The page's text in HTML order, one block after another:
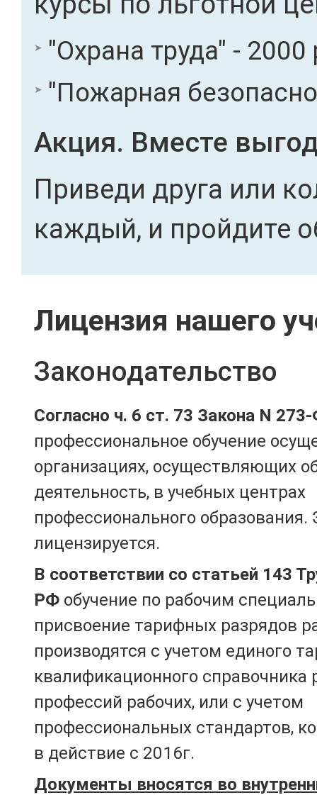
"Охрана труда" - 2000
"Пожарная
Акция. Вместе
Приведи друга или
каждый, и пройдите
Лицензия нашего
Законодательство
Согласно ч. 6 ст. 73 Закона N
профессиональное обучение
организациях, осуществляющих
деятельность, в учебных центрах
профессионального образования.
лицензируется.
В соответствии со статьей 143
РФ обучение по рабочим
присвоение тарифных разрядов
производятся с учетом единого
квалификационного справочника
профессий рабочих, или с учетом
профессиональных стандартов,
в действие с 2016г.
Документы вносятся во